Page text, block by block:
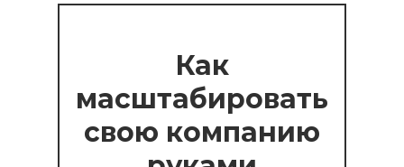
Как
масштабировать
свою компанию